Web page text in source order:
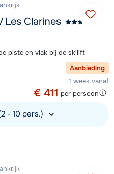
Les Clarines
piste en vlak bij de skilift
Aanbieding
1 week vanaf
€ 411 per persoon
- 10 pers.)